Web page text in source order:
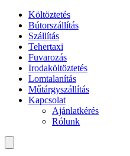
Költöztetés
Bútorszállítás
Szállítás
Tehertaxi
Fuvarozás
Irodaköltöztetés
Lomtalanítás
Műtárgyszállítás
Kapcsolat
Ajánlatkérés
Rólunk